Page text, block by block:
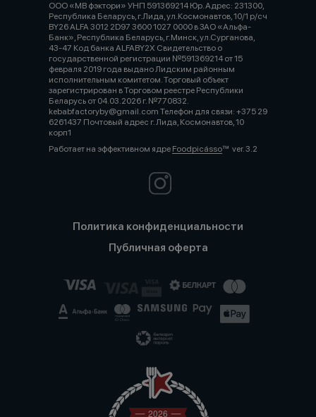
ООО «МВ фэктори» УНП 591369214 Юр. Адрес: 231300,
Республика Беларусь, г.Лида, ул.Космонавтов, 10/1 р/сч
BY26 ALFA 3012 2D97 3600 1027 0000 в ЗАО «Альфа-
Банк», Республика Беларусь, г.Минск, ул.Сурганова,
43-47 Код банка ALFABY2X Свидетельство о
государственной регистрации №591369214 от 15
февраля 2019 года выдано Лидским районным
исполнительным комитетом. Торговый объект
зарегистрирован в Торговом реестре Республики
Беларусь от 04.03.2026 г. №770832.
kebabfactoryby@gmail.com Телефон для связи: +375 29
6261437 Почтовый адрес г. Лида, Космонавтов, 10
корп1
Работает на эффективном ядре Foodpicássover. 3.2
Политика конфиденциальности
Публичная оферта
2026